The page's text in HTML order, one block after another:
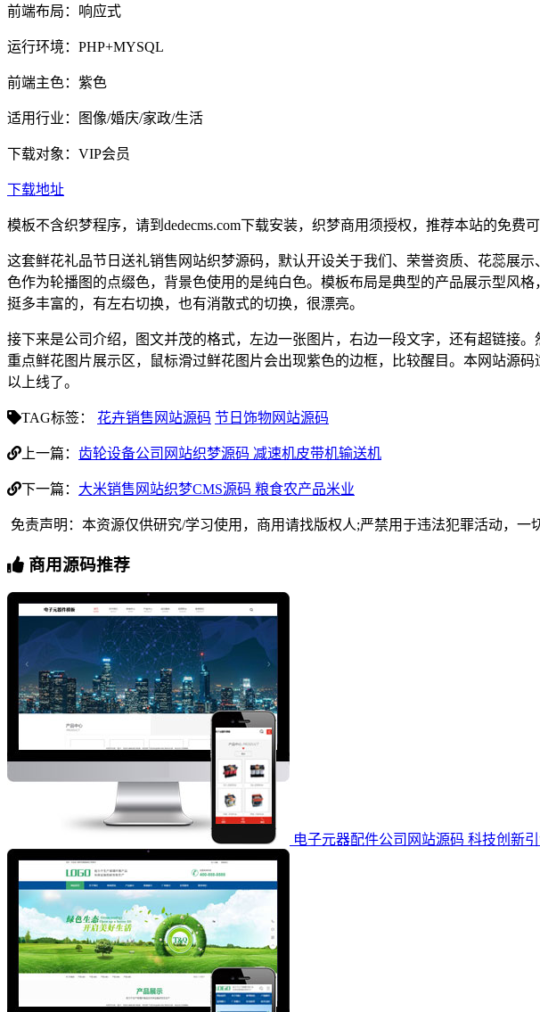
前端布局：响应式
运行环境：PHP+MYSQL
前端主色：紫色
适用行业：图像/婚庆/家政/生活
下载对象：VIP会员
下载地址
模板不含织梦程序，请到dedecms.com下载安装，织梦商用须授权，推荐本站的免费
这套鲜花礼品节日送礼销售网站织梦源码，默认开设关于我们、荣誉资质、花蕊展
色作为轮播图的点缀色，背景色使用的是纯白色。模板布局是典型的产品展示型风
挺多丰富的，有左右切换，也有消散式的切换，很漂亮。
接下来是公司介绍，图文并茂的格式，左边一张图片，右边一段文字，还有超链接
重点鲜花图片展示区，鼠标滑过鲜花图片会出现紫色的边框，比较醒目。本网站源
以上线了。
TAG标签： 花卉销售网站源码 节日饰物网站源码
上一篇： 齿轮设备公司网站织梦源码 减速机皮带机输送机
下一篇： 大米销售网站织梦CMS源码 粮食农产品米业
免责声明：本资源仅供研究/学习使用，商用请找版权人;严禁用于违法犯罪活动，一
商用源码推荐
电子元器配件公司网站源码 科技创新